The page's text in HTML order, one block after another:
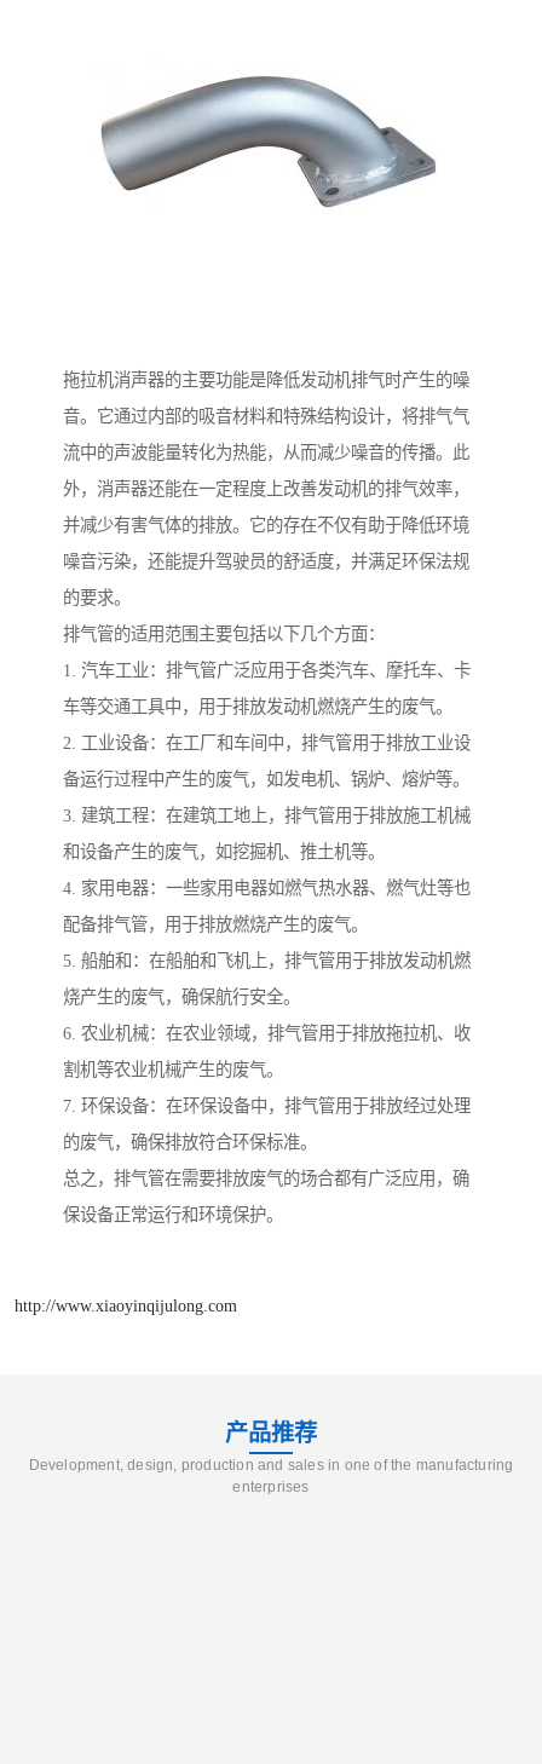
拖拉机消声器的主要功能是降低发动机排气时产生的噪
音。它通过内部的吸音材料和特殊结构设计，将排气气
流中的声波能量转化为热能，从而减少噪音的传播。此
外，消声器还能在一定程度上改善发动机的排气效率，
并减少有害气体的排放。它的存在不仅有助于降低环境
噪音污染，还能提升驾驶员的舒适度，并满足环保法规
的要求。
排气管的适用范围主要包括以下几个方面：
1. 汽车工业：排气管广泛应用于各类汽车、摩托车、卡
车等交通工具中，用于排放发动机燃烧产生的废气。
2. 工业设备：在工厂和车间中，排气管用于排放工业设
备运行过程中产生的废气，如发电机、锅炉、熔炉等。
3. 建筑工程：在建筑工地上，排气管用于排放施工机械
和设备产生的废气，如挖掘机、推土机等。
4. 家用电器：一些家用电器如燃气热水器、燃气灶等也
配备排气管，用于排放燃烧产生的废气。
5. 船舶和：在船舶和飞机上，排气管用于排放发动机燃
烧产生的废气，确保航行安全。
6. 农业机械：在农业领域，排气管用于排放拖拉机、收
割机等农业机械产生的废气。
7. 环保设备：在环保设备中，排气管用于排放经过处理
的废气，确保排放符合环保标准。
总之，排气管在需要排放废气的场合都有广泛应用，确
保设备正常运行和环境保护。
http://www.xiaoyinqijulong.com
产品推荐
Development, design, production and sales in one of the manufacturing
enterprises